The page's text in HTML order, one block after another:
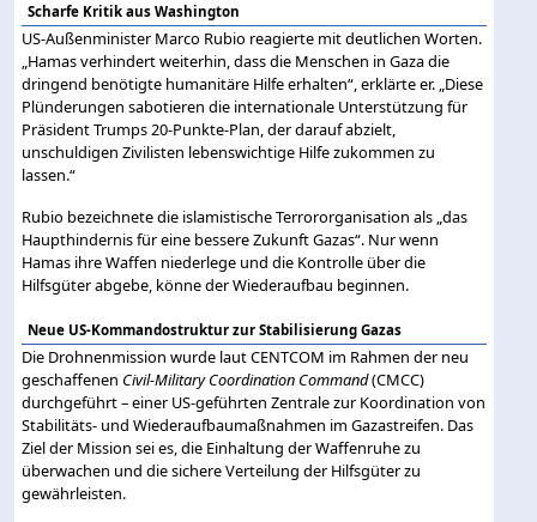
Scharfe Kritik aus Washington
US-Außenminister Marco Rubio reagierte mit deutlichen Worten.
„Hamas verhindert weiterhin, dass die Menschen in Gaza die
dringend benötigte humanitäre Hilfe erhalten“, erklärte er. „Diese
Plünderungen sabotieren die internationale Unterstützung für
Präsident Trumps 20-Punkte-Plan, der darauf abzielt,
unschuldigen Zivilisten lebenswichtige Hilfe zukommen zu
lassen.“
Rubio bezeichnete die islamistische Terrororganisation als „das
Haupthindernis für eine bessere Zukunft Gazas“. Nur wenn
Hamas ihre Waffen niederlege und die Kontrolle über die
Hilfsgüter abgebe, könne der Wiederaufbau beginnen.
Neue US-Kommandostruktur zur Stabilisierung Gazas
Die Drohnenmission wurde laut CENTCOM im Rahmen der neu
geschaffenen Civil-Military Coordination Command(CMCC)
durchgeführt – einer US-geführten Zentrale zur Koordination von
Stabilitäts- und Wiederaufbaumaßnahmen im Gazastreifen. Das
Ziel der Mission sei es, die Einhaltung der Waffenruhe zu
überwachen und die sichere Verteilung der Hilfsgüter zu
gewährleisten.